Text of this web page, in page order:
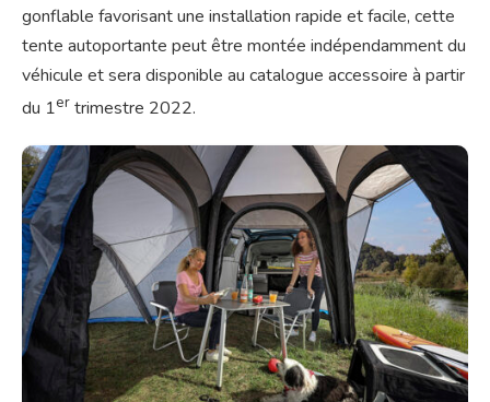
gonflable favorisant une installation rapide et facile, cette
tente autoportante peut être montée indépendamment du
véhicule et sera disponible au catalogue accessoire à partir
du 1er trimestre 2022.